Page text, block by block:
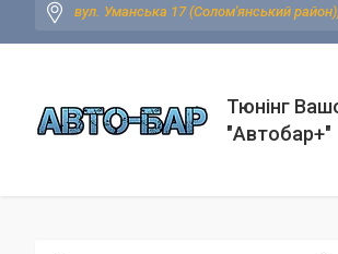
вул. Уманська 17 (Солом'янський район),
Тюнінг
"Автобар+"